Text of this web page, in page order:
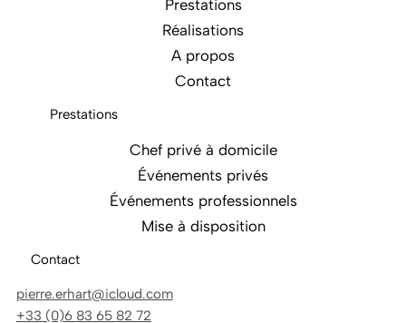
Prestations
Réalisations
A propos
Contact
Prestations
Chef privé à domicile
Événements privés
Événements professionnels
Mise à disposition
Contact
pierre.erhart@icloud.com
+33 (0)6 83 65 82 72